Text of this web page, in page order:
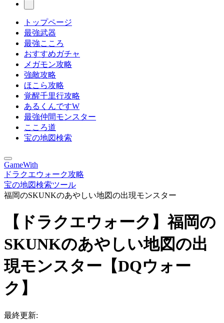
トップページ
最強武器
最強こころ
おすすめガチャ
メガモン攻略
強敵攻略
ほこら攻略
覚醒千里行攻略
あるくんですW
最強仲間モンスター
こころ道
宝の地図検索
GameWith
ドラクエウォーク攻略
宝の地図検索ツール
福岡のSKUNKのあやしい地図の出現モンスター
【ドラクエウォーク】福岡の
SKUNKのあやしい地図の出
現モンスター【DQウォー
ク】
最終更新: